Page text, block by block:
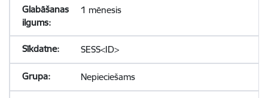
1 mēnesis
SESS<ID>
Nepieciešams